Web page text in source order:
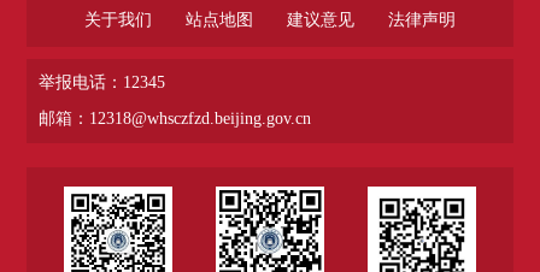
关于我们 站点地图 建议意见 法律声明
举报电话：12345
邮箱：12318@whsczfzd.beijing.gov.cn